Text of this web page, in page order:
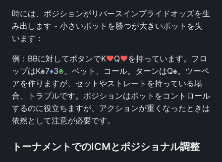
時には、ポジションがリバースインプライドオッズを生
み出します - 小さいポットを勝つが大きいポットを失
います：
例：BBに対してボタンでK♥Q♥を持っています。フロ
ップはK♠7♦3♣。ベット、コール。ターンはQ♠。ツーペ
アを作りますが、セットやストレートを持っている場
合、トラブルです。ポジションはポットをコントロール
するのに役立ちますが、アクションが重くなったときは
依然として注意が必要です。
トーナメントでのICMとポジショナル調整